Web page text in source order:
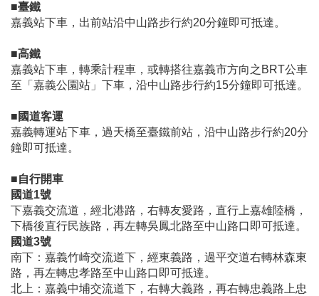
■臺鐵
嘉義站下車，出前站沿中山路步行約20分鐘即可抵達。
■高鐵
嘉義站下車，轉乘計程車，或轉搭往嘉義市方向之BRT公車
至「嘉義公園站」下車，沿中山路步行約15分鐘即可抵達。
■國道客運
嘉義轉運站下車，過天橋至臺鐵前站，沿中山路步行約20分
鐘即可抵達。
■自行開車
國道1號
下嘉義交流道，經北港路，右轉友愛路，直行上嘉雄陸橋，
下橋後直行民族路，再左轉吳鳳北路至中山路口即可抵達。
國道3號
南下：嘉義竹崎交流道下，經東義路，過平交道右轉林森東
路，再左轉忠孝路至中山路口即可抵達。
北上：嘉義中埔交流道下，右轉大義路，再右轉忠義路上忠